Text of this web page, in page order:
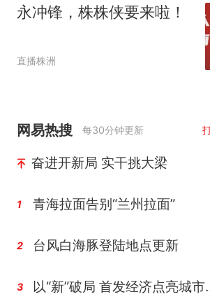
永冲锋，株株侠要来啦！
直播株洲
网易热搜 每30分钟更新
奋进开新局 实干挑大梁
1 青海拉面告别“兰州拉面”
2 台风白海豚登陆地点更新
3 以“新”破